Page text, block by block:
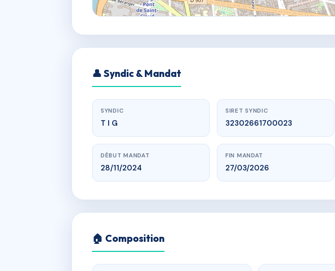
👤 Syndic & Mandat
SYNDIC
T I G
SIRET SYNDIC
32302661700023
DÉBUT MANDAT
28/11/2024
FIN MANDAT
27/03/2026
🏠 Composition